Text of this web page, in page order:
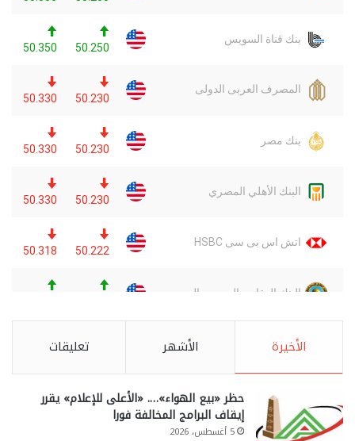
الأخيرة الأشهر تعليقات
حظر «بيع الهواء»…. «الأعلى للإعلام» يقرر
إيقاف البرامج المخالفة فورا
5 أغسطس، 2026